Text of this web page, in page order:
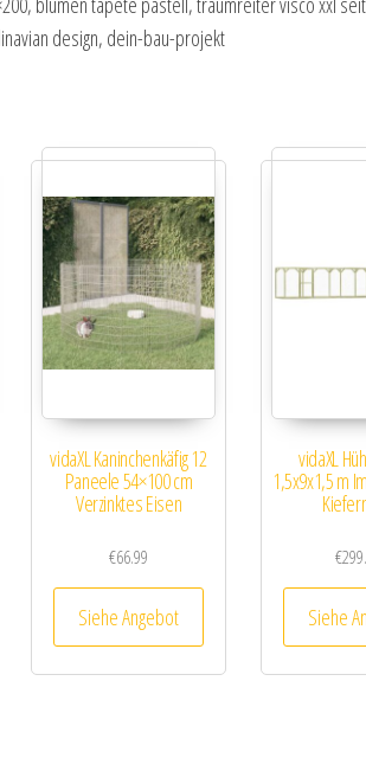
design, dein-bau-projekt
vidaXL Kaninchenkäfig 12
Paneele 54×100 cm
Verzinktes Eisen
€66.99
Siehe Angebot
vidaXL
1,5x9x1,5 m
€
Siehe